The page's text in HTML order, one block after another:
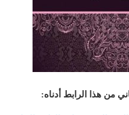
من هذا الرابط أدناه: